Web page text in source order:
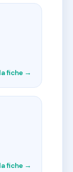
fiche →
fiche →